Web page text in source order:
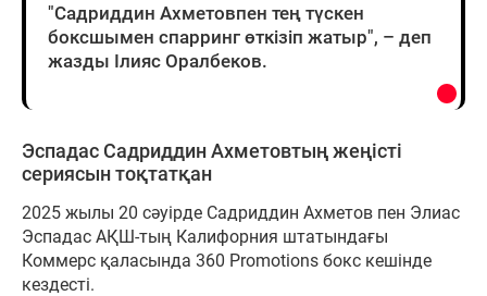
"Садриддин Ахметовпен тең түскен
боксшымен спарринг өткізіп жатыр", – деп
жазды Ілияс Оралбеков.
Эспадас Садриддин Ахметовтың жеңісті
сериясын тоқтатқан
2025 жылы 20 сәуірде Садриддин Ахметов пен Элиас
Эспадас АҚШ-тың Калифорния штатындағы
Коммерс қаласында 360 Promotions бокс кешінде
кездесті.